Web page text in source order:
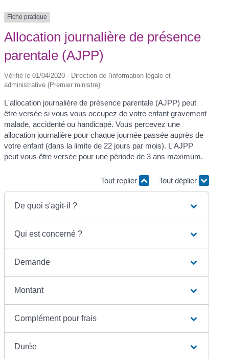
Fiche pratique
Allocation journalière de présence
parentale (AJPP)
Vérifié le 01/04/2020 - Direction de l'information légale et
administrative (Premier ministre)
L'allocation journalière de présence parentale (AJPP) peut
être versée si vous vous occupez de votre enfant gravement
malade, accidenté ou handicapé. Vous percevez une
allocation journalière pour chaque journée passée auprès de
votre enfant (dans la limite de 22 jours par mois). L'AJPP
peut vous être versée pour une période de 3 ans maximum.
Tout replier Tout déplier
De quoi s'agit-il ?
Qui est concerné ?
Demande
Montant
Complément pour frais
Durée